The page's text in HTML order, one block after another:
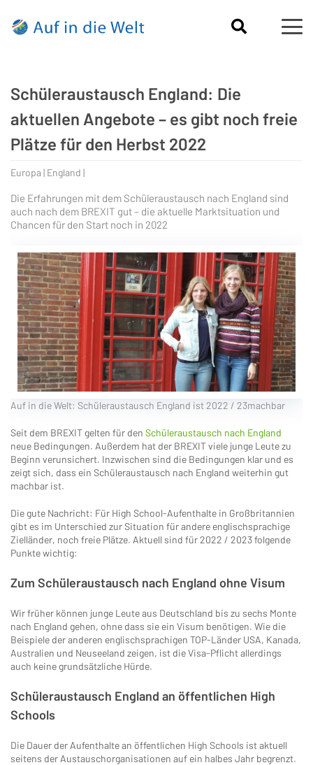
Schüleraustausch England: Die
aktuellen Angebote – es gibt noch freie
Plätze für den Herbst 2022
Europa | England |
Die Erfahrungen mit dem Schüleraustausch nach England sind
auch nach dem BREXIT gut – die aktuelle Marktsituation und
Chancen für den Start noch in 2022
Auf in die Welt: Schüleraustausch England ist 2022 / 23machbar
Seit dem BREXIT gelten für den Schüleraustausch nach England
neue Bedingungen. Außerdem hat der BREXIT viele junge Leute zu
Beginn verunsichert. Inzwischen sind die Bedingungen klar und es
zeigt sich, dass ein Schüleraustausch nach England weiterhin gut
machbar ist.
Die gute Nachricht: Für High School-Aufenthalte in Großbritannien
gibt es im Unterschied zur Situation für andere englischsprachige
Zielländer, noch freie Plätze. Aktuell sind für 2022 / 2023 folgende
Punkte wichtig:
Zum Schüleraustausch nach England ohne Visum
Wir früher können junge Leute aus Deutschland bis zu sechs Monte
nach England gehen, ohne dass sie ein Visum benötigen. Wie die
Beispiele der anderen englischsprachigen TOP-Länder USA, Kanada,
Australien und Neuseeland zeigen, ist die Visa-Pflicht allerdings
auch keine grundsätzliche Hürde.
Schüleraustausch England an öffentlichen High
Schools
Die Dauer der Aufenthalte an öffentlichen High Schools ist aktuell
seitens der Austauschorganisationen auf ein halbes Jahr begrenzt.